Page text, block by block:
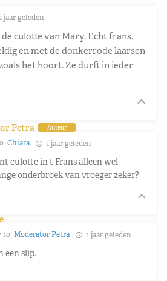
1 jaar geleden
culotte van Mary. Echt frans.
en met de donkerrode laarsen
het hoort. Ze durft in ieder
Petra Auteur
Chiara 1 jaar geleden
culotte in t Frans alleen wel
onderbroek van vroeger zeker?
to Moderator Petra 1 jaar geleden
een slip.